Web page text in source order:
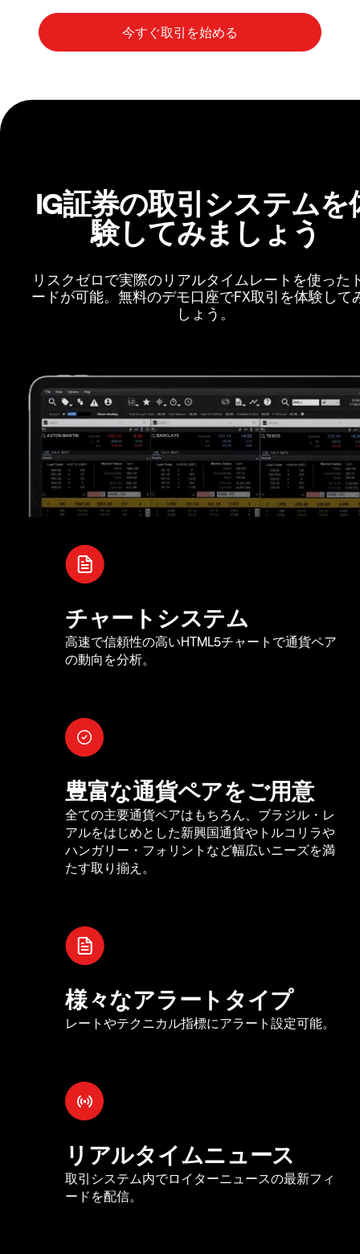
IG証券の取引システムを
験してみましょう
リスクゼロで実際のリアルタイムレートを使った
ードが可能。無料のデモ口座でFX取引を体験して
しょう。
チャートシステム
高速で信頼性の高いHTML5チャートで通貨ペア
の動向を分析。
豊富な通貨ペアをご用意
全ての主要通貨ペアはもちろん、ブラジル・レ
アルをはじめとした新興国通貨やトルコリラや
ハンガリー・フォリントなど幅広いニーズを満
たす取り揃え。
様々なアラートタイプ
レートやテクニカル指標にアラート設定可能。
リアルタイムニュース
取引システム内でロイターニュースの最新フィ
ードを配信。